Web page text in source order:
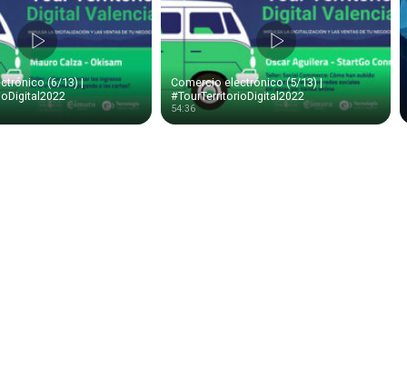
(6/13) |
Comercio electrónico (5/13) |
#TourTerritorioDigital2022
54:36